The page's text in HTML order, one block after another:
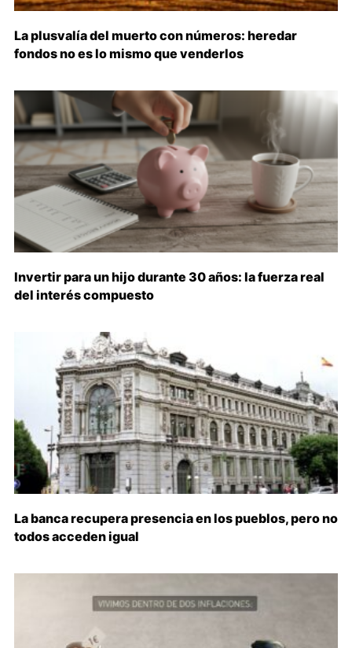
La plusvalía del muerto con números: heredar
fondos no es lo mismo que venderlos
Invertir para un hijo durante 30 años: la fuerza real
del interés compuesto
La banca recupera presencia en los pueblos, pero no
todos acceden igual